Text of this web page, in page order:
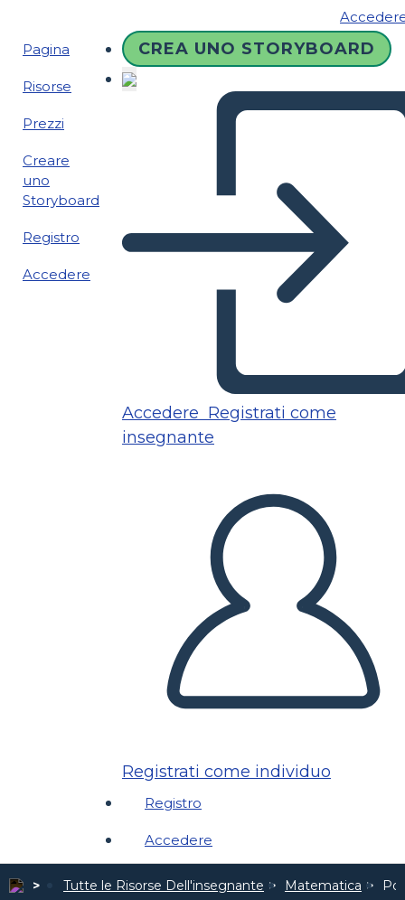
Pagina
Risorse
Prezzi
Creare
uno
Storyboard
Registro
Accedere
CREA UNO STORYBOARD
Accedere Registrati come
insegnante
Registrati come individuo
Registro
Accedere
Tutte le Risorse Dell'insegnante Matematica